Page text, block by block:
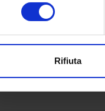
digitali).
o ritirare il tuo
Rifiuta
iscritto?